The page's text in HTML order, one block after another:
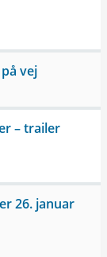
vej
– trailer
26. januar